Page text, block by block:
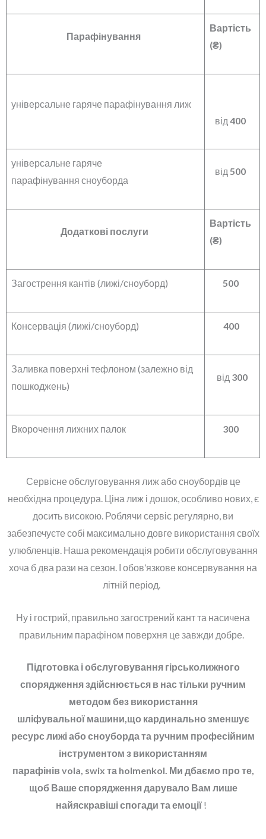
Парафінування
Вартість
(₴)
універсальне гаряче парафінування лиж
від 400
універсальне гаряче
парафінування сноуборда
від 500
Додаткові послуги
Вартість
(₴)
Загострення кантів (лижі/сноуборд) 500
Консервація (лижі/сноуборд) 400
Заливка поверхні тефлоном (залежно від
пошкоджень)
від 300
Вкорочення лижних палок 300
Сервісне обслуговування лиж або сноубордів це
необхідна процедура. Ціна лиж і дошок, особливо нових, є
досить високою. Роблячи сервіс регулярно, ви
забезпечуєте собі максимально довге використання своїх
улюбленців. Наша рекомендація робити обслуговування
хоча б два рази на сезон. І обов’язкове консервування на
літній період.
Ну і гострий, правильно загострений кант та насичена
правильним парафіном поверхня це завжди добре.
Підготовка і обслуговування гірськолижного
спорядження здійснюється в нас тільки ручним
методом без використання
шліфувальної машини,що кардинально зменшує
ресурс лижі або сноуборда та ручним професійним
інструментом з використанням
парафінів vola, swix та holmenkol. Ми дбаємо про те,
щоб Ваше спорядження дарувало Вам лише
найяскравіші спогади та емоції !